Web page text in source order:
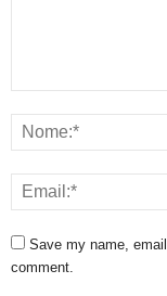
Save my name,
comment.